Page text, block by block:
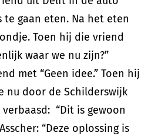
te gaan eten. Na het eten
Toen hij die vriend
waar we nu zijn?”
met “Geen idee.” Toen hij
nu door de Schilderswijk
“Dit is gewoon
“Deze oplossing is